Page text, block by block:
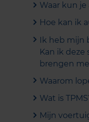
Waar kun
Hoe kan ik
Ik heb mijn
Kan ik deze
brengen
Waarom
Wat is
Mijn